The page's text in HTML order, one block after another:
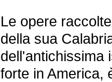
Le opere
della sua
dell'antichissima
forte in America,